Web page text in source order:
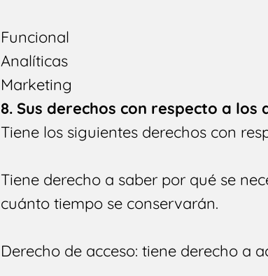
Funcional
Analíticas
Marketing
8. Sus derechos con respecto a los
Tiene los siguientes derechos con
Tiene derecho a saber por qué se
cuánto tiempo se conservarán.
Derecho de acceso: tiene derecho a